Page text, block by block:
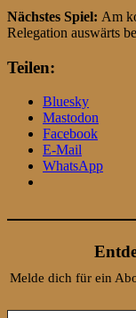
Nächstes Spiel: Am
Relegation auswärts
Teilen:
Bluesky
Mastodon
Facebook
E-Mail
WhatsApp
Melde dich für ein
Gib deine E-Mail-Adresse ein ...